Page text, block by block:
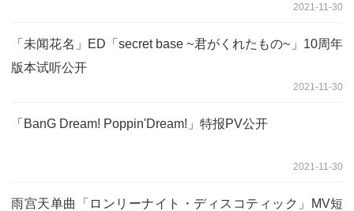
2021-11-30
「未闻花名」ED「secret base ~君がくれたもの~」10周年
版本试听公开
2021-11-30
「BanG Dream! Poppin'Dream!」特报PV公开
2021-11-30
雨宫天单曲「ロンリーナイト・ディスコティック」MV短